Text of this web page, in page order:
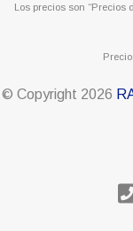
Los precios son
© Copyright 2026